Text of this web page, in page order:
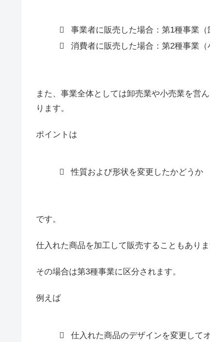
事業者に販売した場合：第1種事業（
消費者に販売した場合：第2種事業（
また、事業全体としては卸売業や小売業を営
ります。
ポイントは
性質および形状を変更したかどうか
です。
仕入れた商品を加工して販売することもありま
その場合は第3種事業に区分されます。
例えば
仕入れた商品のデザインを変更して